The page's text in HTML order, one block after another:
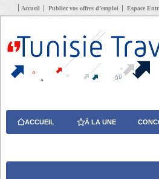
Accueil Publiez vos offres d’emploi Espace
ACCUEIL À LA UNE